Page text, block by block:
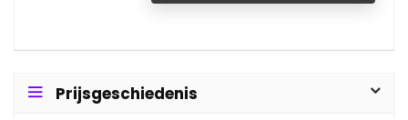
Prijsgeschiedenis